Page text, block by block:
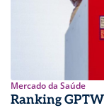
Mercado da Saúde
Ranking